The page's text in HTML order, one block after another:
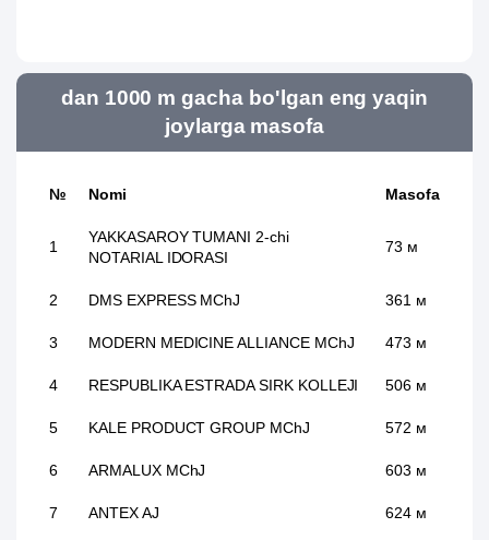
dan 1000 m gacha bo'lgan eng yaqin
joylarga masofa
№ Nomi Masofa
1
YAKKASAROY TUMANI 2-chi
NOTARIAL IDORASI
73 м
2 DMS EXPRESS MChJ 361 м
3 MODERN MEDICINE ALLIANCE MChJ 473 м
4 RESPUBLIKA ESTRADA SIRK KOLLEJI 506 м
5 KALE PRODUCT GROUP MChJ 572 м
6 ARMALUX MChJ 603 м
7 ANTEX AJ 624 м